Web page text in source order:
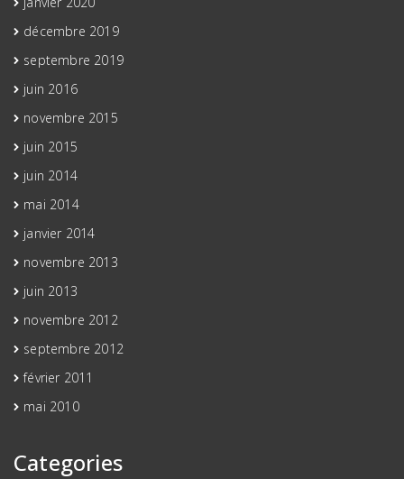
décembre 2019
septembre 2019
juin 2016
novembre 2015
juin 2015
juin 2014
mai 2014
janvier 2014
novembre 2013
juin 2013
novembre 2012
septembre 2012
février 2011
mai 2010
Categories